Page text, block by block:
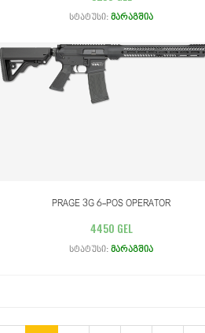
სტატუსი:მარაგშია
PRAGE 3G 6-POS OPERATOR
4450 GEL
სტატუსი:მარაგშია